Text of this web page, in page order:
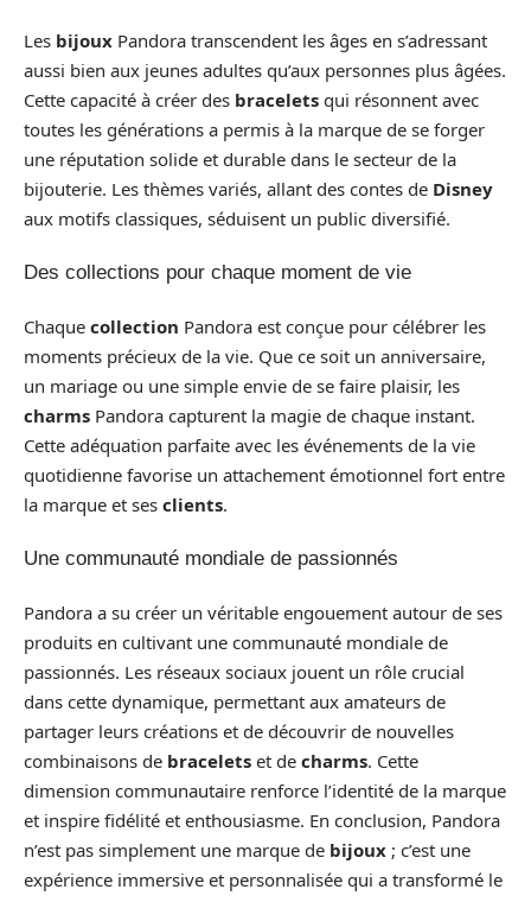
Les bijoux Pandora transcendent les âges en s’adressant
aussi bien aux jeunes adultes qu’aux personnes plus âgées.
Cette capacité à créer des bracelets qui résonnent avec
toutes les générations a permis à la marque de se forger
une réputation solide et durable dans le secteur de la
bijouterie. Les thèmes variés, allant des contes de Disney
aux motifs classiques, séduisent un public diversifié.
Des collections pour chaque moment de vie
Chaque collection Pandora est conçue pour célébrer les
moments précieux de la vie. Que ce soit un anniversaire,
un mariage ou une simple envie de se faire plaisir, les
charms Pandora capturent la magie de chaque instant.
Cette adéquation parfaite avec les événements de la vie
quotidienne favorise un attachement émotionnel fort entre
la marque et ses clients.
Une communauté mondiale de passionnés
Pandora a su créer un véritable engouement autour de ses
produits en cultivant une communauté mondiale de
passionnés. Les réseaux sociaux jouent un rôle crucial
dans cette dynamique, permettant aux amateurs de
partager leurs créations et de découvrir de nouvelles
combinaisons de bracelets et de charms. Cette
dimension communautaire renforce l’identité de la marque
et inspire fidélité et enthousiasme. En conclusion, Pandora
n’est pas simplement une marque de bijoux ; c’est une
expérience immersive et personnalisée qui a transformé le